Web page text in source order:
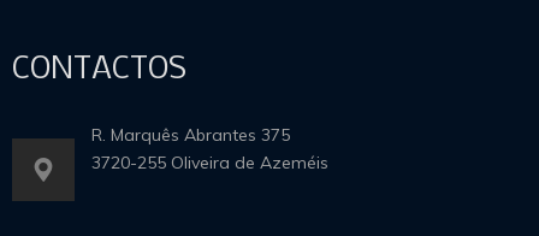
CONTACTOS
R. Marquês Abrantes 375
3720-255 Oliveira de Azeméis